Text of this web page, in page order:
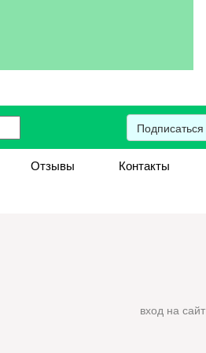
Подписаться
Отзывы
Контакты
вход на сайт